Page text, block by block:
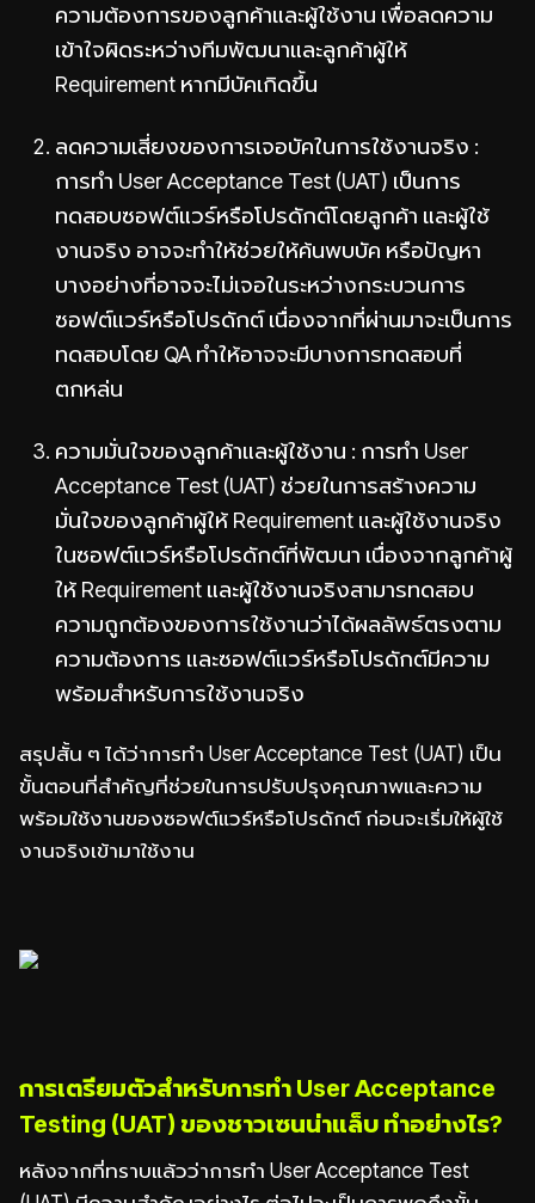
ความต้องการของลูกค้าและผู้ใช้งาน เพื่อลดความ
เข้าใจผิดระหว่างทีมพัฒนาและลูกค้าผู้ให้
Requirement หากมีบัคเกิดขึ้น
ลดความเสี่ยงของการเจอบัคในการใช้งานจริง :
การทำ User Acceptance Test (UAT) เป็นการ
ทดสอบซอฟต์แวร์หรือโปรดักต์โดยลูกค้า และผู้ใช้
งานจริง อาจจะทำให้ช่วยให้ค้นพบบัค หรือปัญหา
บางอย่างที่อาจจะไม่เจอในระหว่างกระบวนการ
ซอฟต์แวร์หรือโปรดักต์ เนื่องจากที่ผ่านมาจะเป็นการ
ทดสอบโดย QA ทำให้อาจจะมีบางการทดสอบที่
ตกหล่น
ความมั่นใจของลูกค้าและผู้ใช้งาน : การทำ User
Acceptance Test (UAT) ช่วยในการสร้างความ
มั่นใจของลูกค้าผู้ให้ Requirement และผู้ใช้งานจริง
ในซอฟต์แวร์หรือโปรดักต์ที่พัฒนา เนื่องจากลูกค้าผู้
ให้ Requirement และผู้ใช้งานจริงสามารทดสอบ
ความถูกต้องของการใช้งานว่าได้ผลลัพธ์ตรงตาม
ความต้องการ และซอฟต์แวร์หรือโปรดักต์มีความ
พร้อมสำหรับการใช้งานจริง
สรุปสั้น ๆ ได้ว่าการทำ User Acceptance Test (UAT) เป็น
ขั้นตอนที่สำคัญที่ช่วยในการปรับปรุงคุณภาพและความ
พร้อมใช้งานของซอฟต์แวร์หรือโปรดักต์ ก่อนจะเริ่มให้ผู้ใช้
งานจริงเข้ามาใช้งาน
การเตรียมตัวสำหรับการทำ User Acceptance
Testing (UAT) ของชาวเซนน่าแล็บ ทำอย่างไร?
หลังจากที่ทราบแล้วว่าการทำ User Acceptance Test